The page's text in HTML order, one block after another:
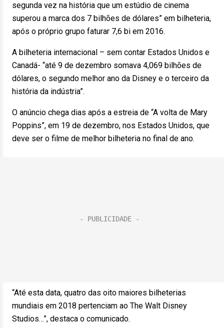
segunda vez na história que um estúdio de cinema
superou a marca dos 7 bilhões de dólares” em bilheteria,
após o próprio grupo faturar 7,6 bi em 2016.
A bilheteria internacional – sem contar Estados Unidos e
Canadá- “até 9 de dezembro somava 4,069 bilhões de
dólares, o segundo melhor ano da Disney e o terceiro da
história da indústria”.
O anúncio chega dias após a estreia de “A volta de Mary
Poppins”, em 19 de dezembro, nos Estados Unidos, que
deve ser o filme de melhor bilheteria no final de ano.
“Até esta data, quatro das oito maiores bilheterias
mundiais em 2018 pertenciam ao The Walt Disney
Studios…”, destaca o comunicado.